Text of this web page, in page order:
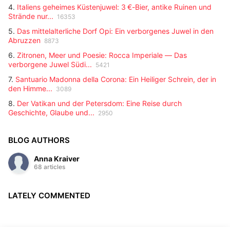
4. Italiens geheimes Küstenjuwel: 3 €-Bier, antike Ruinen und
Strände nur... 16353
5. Das mittelalterliche Dorf Opi: Ein verborgenes Juwel in den
Abruzzen 8873
6. Zitronen, Meer und Poesie: Rocca Imperiale — Das
verborgene Juwel Südi... 5421
7. Santuario Madonna della Corona: Ein Heiliger Schrein, der in
den Himme... 3089
8. Der Vatikan und der Petersdom: Eine Reise durch
Geschichte, Glaube und... 2950
BLOG AUTHORS
Anna Kraiver
68 articles
LATELY COMMENTED